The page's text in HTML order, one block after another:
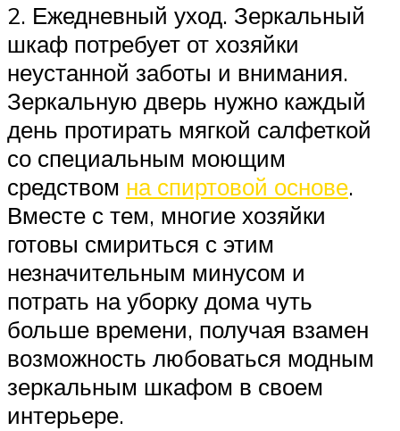
2. Ежедневный уход. Зеркальный
шкаф потребует от хозяйки
неустанной заботы и внимания.
Зеркальную дверь нужно каждый
день протирать мягкой салфеткой
со специальным моющим
средством на спиртовой основе.
Вместе с тем, многие хозяйки
готовы смириться с этим
незначительным минусом и
потрать на уборку дома чуть
больше времени, получая взамен
возможность любоваться модным
зеркальным шкафом в своем
интерьере.